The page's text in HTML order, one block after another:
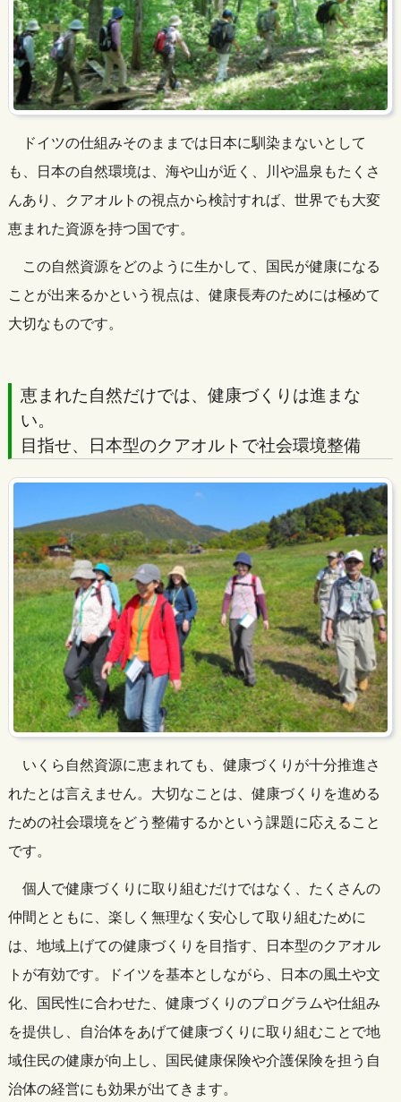
ドイツの仕組みそのままでは日本に馴染まないとして
も、日本の自然環境は、海や山が近く、川や温泉もたくさ
んあり、クアオルトの視点から検討すれば、世界でも大変
恵まれた資源を持つ国です。
この自然資源をどのように生かして、国民が健康になる
ことが出来るかという視点は、健康長寿のためには極めて
大切なものです。
恵まれた自然だけでは、健康づくりは進まな
い。
目指せ、日本型のクアオルトで社会環境整備
いくら自然資源に恵まれても、健康づくりが十分推進さ
れたとは言えません。大切なことは、健康づくりを進める
ための社会環境をどう整備するかという課題に応えること
です。
個人で健康づくりに取り組むだけではなく、たくさんの
仲間とともに、楽しく無理なく安心して取り組むために
は、地域上げての健康づくりを目指す、日本型のクアオル
トが有効です。ドイツを基本としながら、日本の風土や文
化、国民性に合わせた、健康づくりのプログラムや仕組み
を提供し、自治体をあげて健康づくりに取り組むことで地
域住民の健康が向上し、国民健康保険や介護保険を担う自
治体の経営にも効果が出てきます。